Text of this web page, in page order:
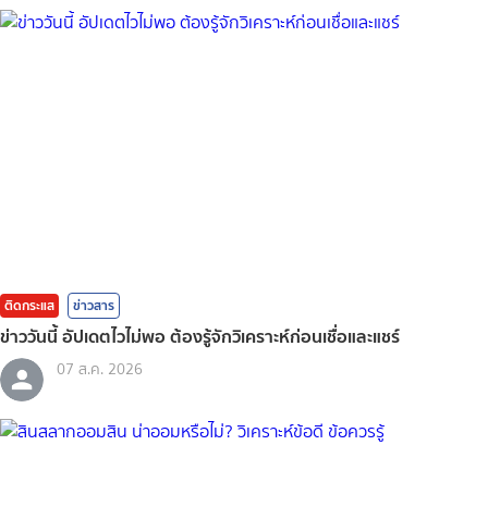
ติดกระแส ข่าวสาร
ข่าววันนี้ อัปเดตไวไม่พอ ต้องรู้จักวิเคราะห์ก่อนเชื่อและแชร์
07 ส.ค. 2026